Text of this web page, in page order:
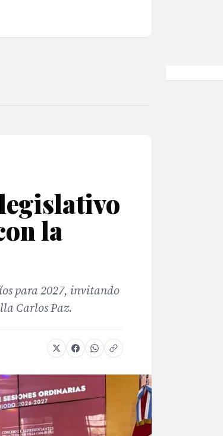
la
para 2027, invitando
Carlos Paz.